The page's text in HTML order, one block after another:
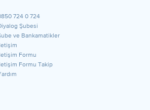
724 0 724
Şubesi
ve Bankamatikler
Formu
Formu Takip